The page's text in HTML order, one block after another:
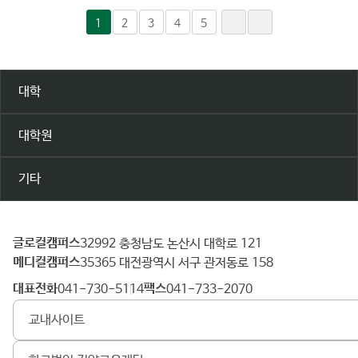
1 2 3 4 5
대학
대학원
기타
건
양
대
학
글로컬캠퍼스 32992 충청남도 논산시 대학로 121
메디컬캠퍼스 35365 대전광역시 서구 관저동로 158
대표전화 041-730-5114 팩스 041-733-2070
교내사이트